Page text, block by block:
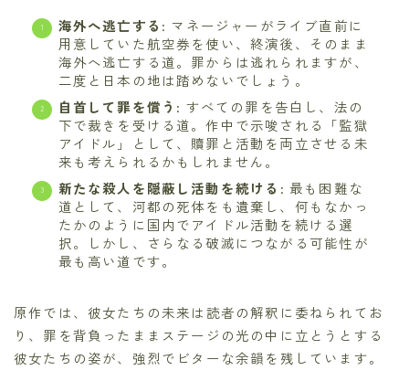
海外へ逃亡する : マネージャーがライブ直前に
用意していた航空券を使い、終演後、そのまま
海外へ逃亡する道。罪からは逃れられますが、
二度と日本の地は踏めないでしょう。
自首して罪を償う : すべての罪を告白し、法の
下で裁きを受ける道。作中で示唆される「監獄
アイドル」として、贖罪と活動を両立させる未
来も考えられるかもしれません。
新たな殺人を隠蔽し活動を続ける : 最も困難な
道として、河都の死体をも遺棄し、何もなかっ
たかのように国内でアイドル活動を続ける選
択。しかし、さらなる破滅につながる可能性が
最も高い道です。
原作では、彼女たちの未来は読者の解釈に委ねられてお
り、罪を背負ったままステージの光の中に立とうとする
彼女たちの姿が、強烈でビターな余韻を残しています。